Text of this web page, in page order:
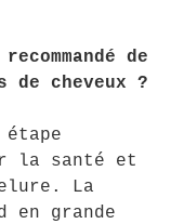
de
cheveux ?
la santé et
La
en grande